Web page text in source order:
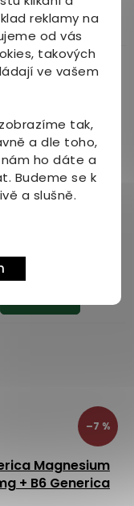
reklamy na
od vás
takových
ve vašem
tak,
a dle toho,
ho dáte a
Budeme se k
a slušně.
Do košíku
–3 %
Laktoleraza
30 tbl.
do 2 dnů
–7 %
Magnesium
+ B6 Generica